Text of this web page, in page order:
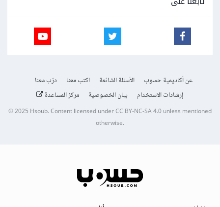
عن أكاديمية حسوب الأسئلة الشائعة اكتب معنا
درّب معنا
إرشادات الاستخدام
بيان الخصوصية مركز المساعدة
© 2025Hsoub.Content licensed underCC BY-NC-SA 4.0unless mentioned
otherwise.